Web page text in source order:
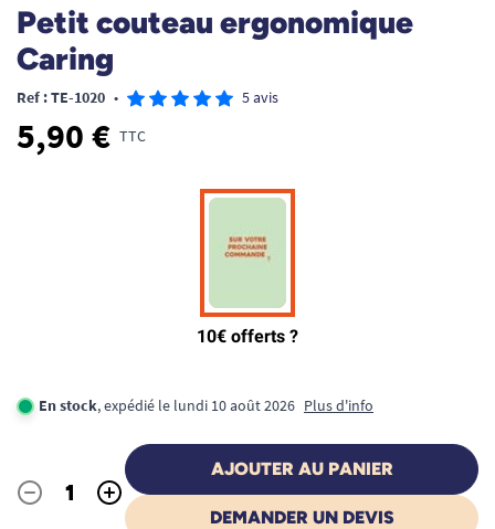
Petit couteau ergonomique
Caring
Ref : TE-1020 • 5 avis
5,90 € TTC
En stock, expédié le lundi 10 août 2026 Plus d'info
Quantité
- +
AJOUTER AU PANIER
DEMANDER UN DEVIS